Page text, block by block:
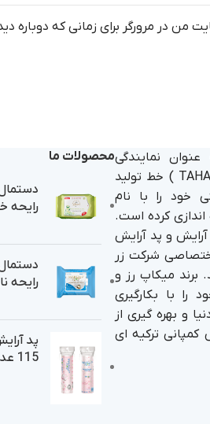
من در مرورگر برای زمانی که دوباره
نمایندگی
انحصاری شرکت ( TAHA KIMYA ) خط تولید
خود را با نام
کرده است.
و پد آرایش
شرکت زر
برند میکاپ رز و
با بکارگیری
و بهره گیری از
ترکیه ای
محصولات ما
رایحه
رایحه
پد
115 عددی